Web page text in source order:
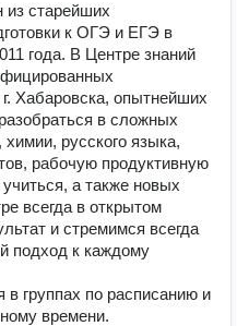
из старейших
к ОГЭ и ЕГЭ в
года. В Центре знаний
Хабаровска, опытнейших
в сложных
русского языка,
рабочую продуктивную
а также новых
всегда в открытом
и стремимся всегда
подход к каждому
группах по расписанию и
времени.